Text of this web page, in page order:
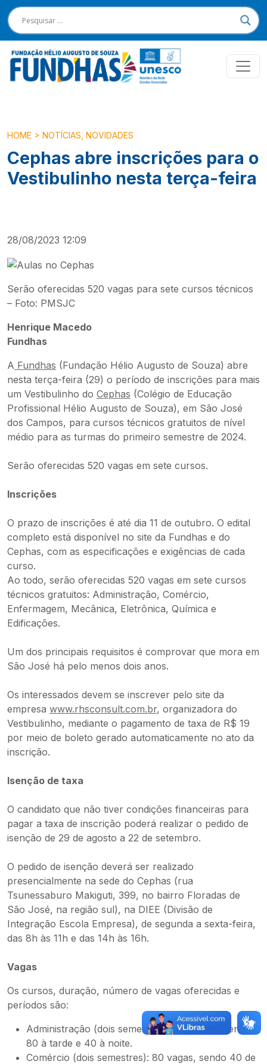
HOME > NOTÍCIAS NOVIDADES
Cephas abre inscrições para o
Vestibulinho nesta terça-feira
28/08/2023 12:09
Serão oferecidas 520 vagas para sete cursos técnicos
– Foto: PMSJC
Henrique Macedo
Fundhas
A Fundhas (Fundação Hélio Augusto de Souza) abre
nesta terça-feira (29) o período de inscrições para mais
um Vestibulinho do Cephas (Colégio de Educação
Profissional Hélio Augusto de Souza), em São José
dos Campos, para cursos técnicos gratuitos de nível
médio para as turmas do primeiro semestre de 2024.
Serão oferecidas 520 vagas em sete cursos.
Inscrições
O prazo de inscrições é até dia 11 de outubro. O edital
completo está disponível no site da Fundhas e do
Cephas, com as especificações e exigências de cada
curso.
Ao todo, serão oferecidas 520 vagas em sete cursos
técnicos gratuitos: Administração, Comércio,
Enfermagem, Mecânica, Eletrônica, Química e
Edificações.
Um dos principais requisitos é comprovar que mora em
São José há pelo menos dois anos.
Os interessados devem se inscrever pelo site da
empresa www.rhsconsult.com.br, organizadora do
Vestibulinho, mediante o pagamento de taxa de R$ 19
por meio de boleto gerado automaticamente no ato da
inscrição.
Isenção de taxa
O candidato que não tiver condições financeiras para
pagar a taxa de inscrição poderá realizar o pedido de
isenção de 29 de agosto a 22 de setembro.
O pedido de isenção deverá ser realizado
presencialmente na sede do Cephas (rua
Tsunessaburo Makiguti, 399, no bairro Floradas de
São José, na região sul), na DIEE (Divisão de
Integração Escola Empresa), de segunda a sexta-feira,
das 8h às 11h e das 14h às 16h.
Vagas
Os cursos, duração, número de vagas oferecidas e
períodos são:
Administração (dois semestres): 120 vagas, sendo
80 à tarde e 40 à noite.
Comércio (dois semestres): 80 vagas, sendo 40 de